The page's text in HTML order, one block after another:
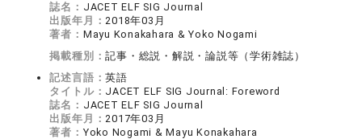
誌名： JACET ELF SIG Journal
出版年月：2018年03月
著者： Mayu Konakahara & Yoko Nogami
掲載種別：記事・総説・解説・論説等（学術雑誌）
記述言語：英語
タイトル： JACET ELF SIG Journal: Foreword
誌名： JACET ELF SIG Journal
出版年月：2017年03月
著者： Yoko Nogami & Mayu Konakahara